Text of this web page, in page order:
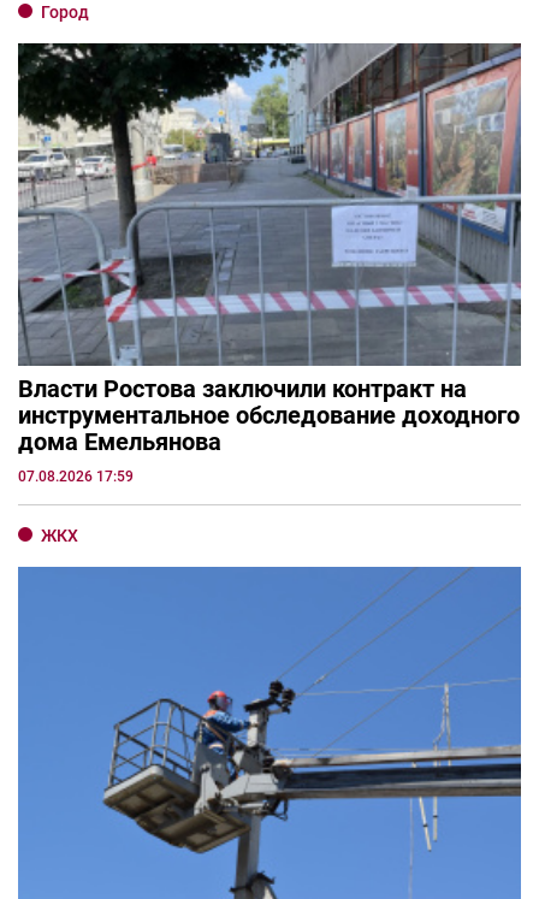
Город
Власти Ростова заключили контракт на
инструментальное обследование доходного
дома Емельянова
07.08.2026 17:59
ЖКХ